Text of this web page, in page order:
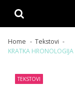
Home
Tekstovi
KRATKA
TEKSTOVI